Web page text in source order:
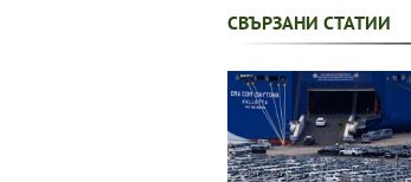
СВЪРЗАНИ СТАТИИ